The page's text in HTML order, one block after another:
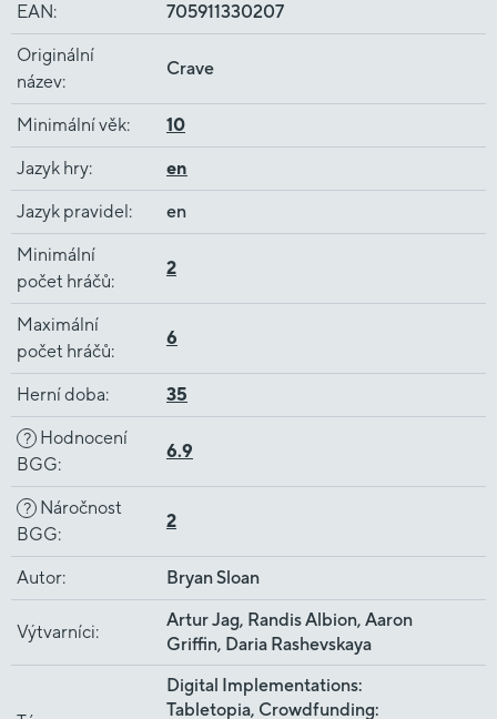
EAN: 705911330207
Originální
název:
Crave
Minimální věk: 10
Jazyk hry: en
Jazyk pravidel: en
Minimální
počet hráčů:
2
Maximální
počet hráčů:
6
Herní doba: 35
? Hodnocení
BGG:
6.9
? Náročnost
BGG:
2
Autor: Bryan Sloan
Výtvarníci:
Artur Jag, Randis Albion, Aaron
Griffin, Daria Rashevskaya
Digital Implementations:
Tabletopia, Crowdfunding: